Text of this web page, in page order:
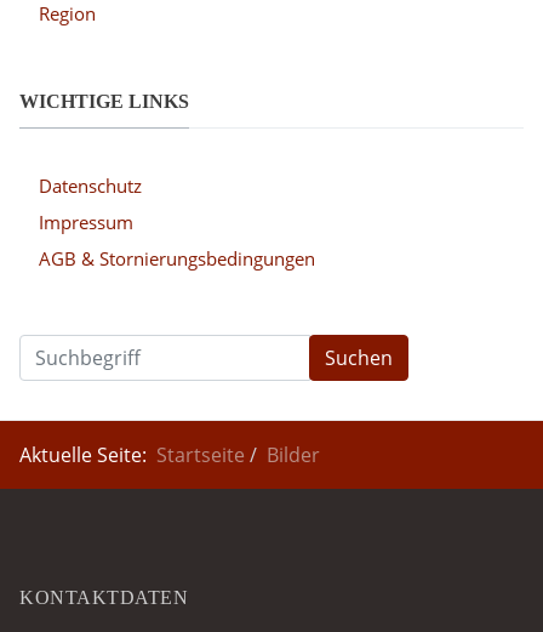
Region
WICHTIGE LINKS
Datenschutz
Impressum
AGB & Stornierungsbedingungen
Suchen
Aktuelle Seite: Startseite Bilder
KONTAKTDATEN